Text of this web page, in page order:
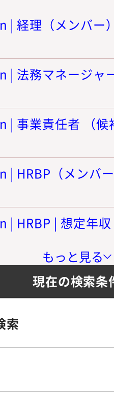
| 経理（メンバー
| 法務マネージャ
| 事業責任者 （候
| HRBP（メンバ
| HRBP | 想定年
もっと見る
現在の検索条
索